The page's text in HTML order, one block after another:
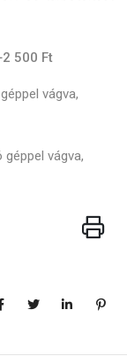
500 Ft
vágva,
vágva,